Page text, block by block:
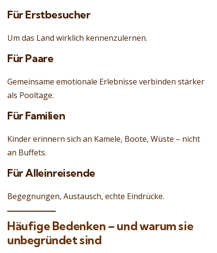
Für Erstbesucher
Um das Land wirklich kennenzulernen.
Für Paare
Gemeinsame emotionale Erlebnisse verbinden stärker
als Pooltage.
Für Familien
Kinder erinnern sich an Kamele, Boote, Wüste – nicht
an Buffets.
Für Alleinreisende
Begegnungen, Austausch, echte Eindrücke.
Häufige Bedenken – und warum sie
unbegründet sind